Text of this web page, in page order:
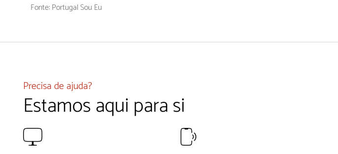
Fonte: Portugal Sou Eu
Precisa de ajuda?
Estamos aqui para si